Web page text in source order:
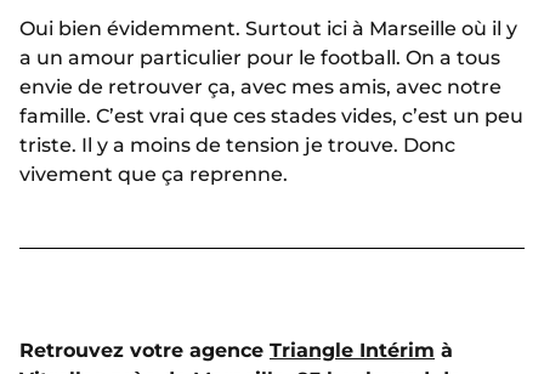
Oui bien évidemment. Surtout ici à Marseille où il y
a un amour particulier pour le football. On a tous
envie de retrouver ça, avec mes amis, avec notre
famille. C’est vrai que ces stades vides, c’est un peu
triste. Il y a moins de tension je trouve. Donc
vivement que ça reprenne.
Retrouvez votre agence Triangle Intérim à